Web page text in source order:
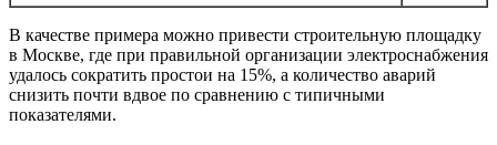
В качестве примера можно привести строительную площадку
в Москве, где при правильной организации электроснабжения
удалось сократить простои на 15%, а количество аварий
снизить почти вдвое по сравнению с типичными
показателями.